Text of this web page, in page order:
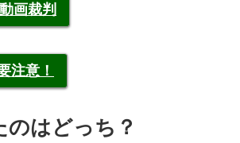
画裁判
注意！
のはどっち？